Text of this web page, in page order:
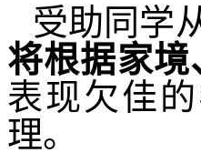
受助同学
将根据家
表现欠佳
理。